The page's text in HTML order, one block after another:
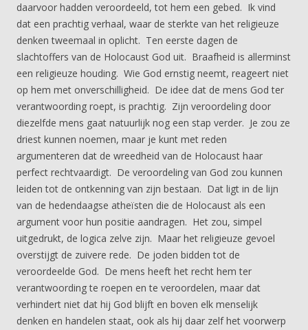
daarvoor hadden veroordeeld, tot hem een gebed. Ik vind
dat een prachtig verhaal, waar de sterkte van het religieuze
denken tweemaal in oplicht. Ten eerste dagen de
slachtoffers van de Holocaust God uit. Braafheid is allerminst
een religieuze houding. Wie God ernstig neemt, reageert niet
op hem met onverschilligheid. De idee dat de mens God ter
verantwoording roept, is prachtig. Zijn veroordeling door
diezelfde mens gaat natuurlijk nog een stap verder. Je zou ze
driest kunnen noemen, maar je kunt met reden
argumenteren dat de wreedheid van de Holocaust haar
perfect rechtvaardigt. De veroordeling van God zou kunnen
leiden tot de ontkenning van zijn bestaan. Dat ligt in de lijn
van de hedendaagse atheïsten die de Holocaust als een
argument voor hun positie aandragen. Het zou, simpel
uitgedrukt, de logica zelve zijn. Maar het religieuze gevoel
overstijgt de zuivere rede. De joden bidden tot de
veroordeelde God. De mens heeft het recht hem ter
verantwoording te roepen en te veroordelen, maar dat
verhindert niet dat hij God blijft en boven elk menselijk
denken en handelen staat, ook als hij daar zelf het voorwerp